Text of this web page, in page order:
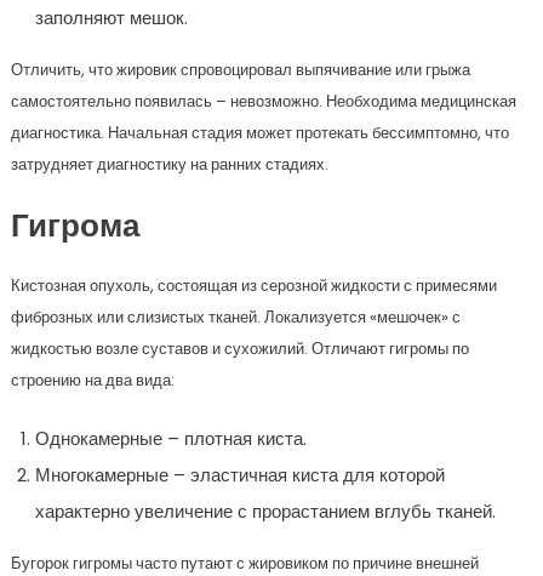
заполняют мешок.
Отличить, что жировик спровоцировал выпячивание или грыжа
самостоятельно появилась – невозможно. Необходима медицинская
диагностика. Начальная стадия может протекать бессимптомно, что
затрудняет диагностику на ранних стадиях.
Гигрома
Кистозная опухоль, состоящая из серозной жидкости с примесями
фиброзных или слизистых тканей. Локализуется «мешочек» с
жидкостью возле суставов и сухожилий. Отличают гигромы по
строению на два вида:
Однокамерные – плотная киста.
Многокамерные – эластичная киста для которой
характерно увеличение с прорастанием вглубь тканей.
Бугорок гигромы часто путают с жировиком по причине внешней